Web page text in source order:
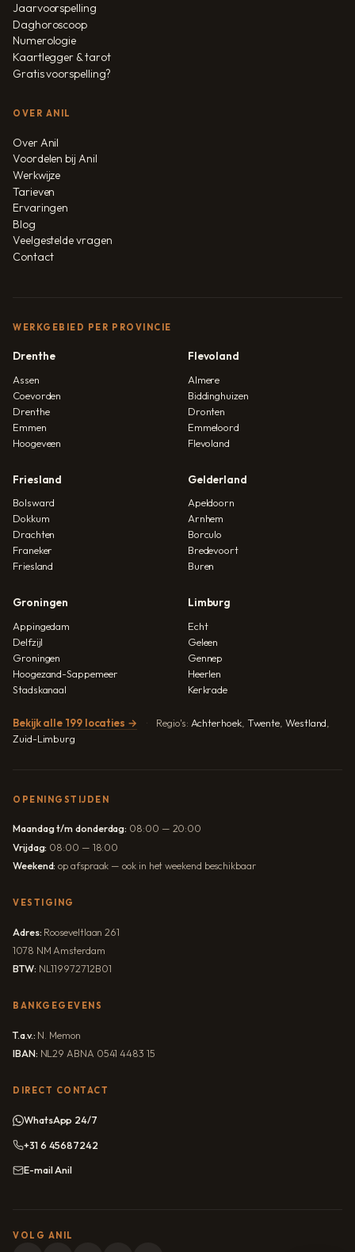
Jaarvoorspelling
Daghoroscoop
Numerologie
Kaartlegger & tarot
Gratis voorspelling?
OVER ANIL
Over Anil
Voordelen bij Anil
Werkwijze
Tarieven
Ervaringen
Blog
Veelgestelde vragen
Contact
WERKGEBIED PER PROVINCIE
Drenthe
Assen
Coevorden
Drenthe
Emmen
Hoogeveen
Flevoland
Almere
Biddinghuizen
Dronten
Emmeloord
Flevoland
Friesland
Bolsward
Dokkum
Drachten
Franeker
Friesland
Gelderland
Apeldoorn
Arnhem
Borculo
Bredevoort
Buren
Groningen
Appingedam
Delfzijl
Groningen
Hoogezand-Sappemeer
Stadskanaal
Limburg
Echt
Geleen
Gennep
Heerlen
Kerkrade
Bekijk alle 199 locaties → Regio's: Achterhoek, Twente Westland
Zuid-Limburg
OPENINGSTIJDEN
Maandag t/m donderdag: 08:00 — 20:00
Vrijdag: 08:00 — 18:00
Weekend: op afspraak — ook in het weekend beschikbaar
VESTIGING
Adres: Rooseveltlaan 261
1078 NM Amsterdam
BTW: NL119972712B01
BANKGEGEVENS
T.a.v.: N. Memon
IBAN: NL29 ABNA 0541 4483 15
DIRECT CONTACT
WhatsApp 24/7
+31 6 45687242
E-mail Anil
VOLG ANIL